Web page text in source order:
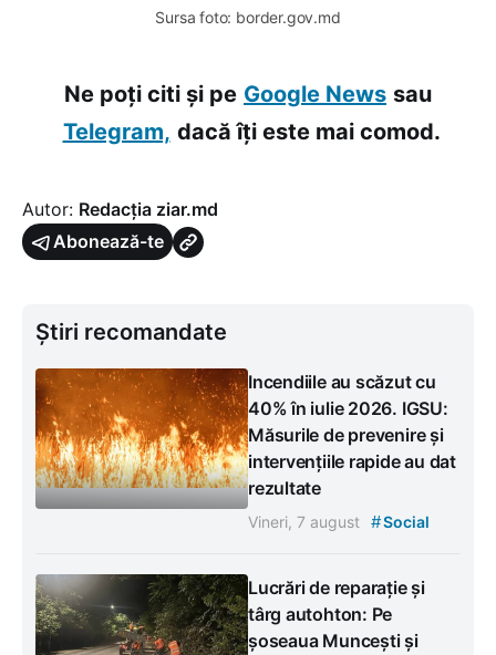
Sursa foto: border.gov.md
Ne poți citi și pe Google News sau
Telegram, dacă îți este mai comod.
Autor: Redacția ziar.md
Abonează-te
Știri recomandate
Incendiile au scăzut cu
40% în iulie 2026. IGSU:
Măsurile de prevenire și
intervențiile rapide au dat
rezultate
Vineri, 7 august #Social
Lucrări de reparație și
târg autohton: Pe
șoseaua Muncești și